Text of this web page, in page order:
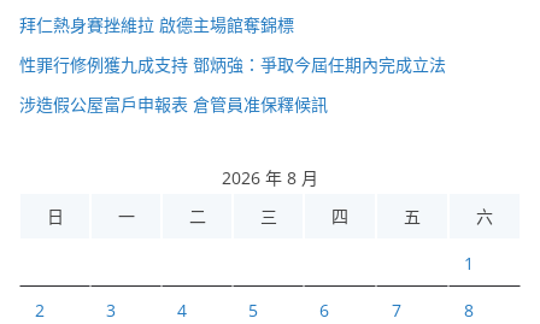
拜仁熱身賽挫維拉 啟德主場館奪錦標
性罪行修例獲九成支持 鄧炳強：爭取今屆任期內完成立法
涉造假公屋富戶申報表 倉管員准保釋候訊
2026 年 8 月
日
一 二 三 四 五 六
1
2 3 4 5 6 7 8